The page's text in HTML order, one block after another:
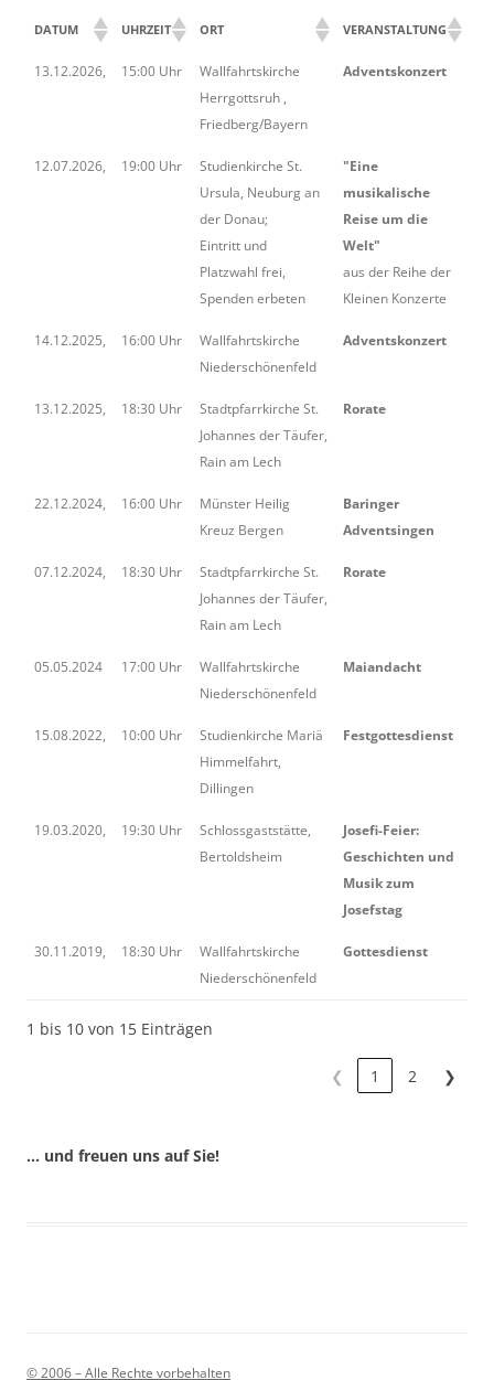
DATUM UHRZEIT ORT VERANSTALTUNG
13.12.2026, 15:00 Uhr
Wallfahrtskirche
Herrgottsruh ,
Friedberg/Bayern
Adventskonzert
12.07.2026, 19:00 Uhr
Studienkirche St.
Ursula, Neuburg an
der Donau;
Eintritt und
Platzwahl frei,
Spenden erbeten
"Eine
musikalische
Reise um die
Welt"
aus der Reihe der
Kleinen Konzerte
14.12.2025, 16:00 Uhr
Wallfahrtskirche
Niederschönenfeld
Adventskonzert
13.12.2025, 18:30 Uhr
Stadtpfarrkirche St.
Johannes der Täufer,
Rain am Lech
Rorate
22.12.2024, 16:00 Uhr
Münster Heilig
Kreuz Bergen
Baringer
Adventsingen
07.12.2024, 18:30 Uhr
Stadtpfarrkirche St.
Johannes der Täufer,
Rain am Lech
Rorate
05.05.2024 17:00 Uhr
Wallfahrtskirche
Niederschönenfeld
Maiandacht
15.08.2022, 10:00 Uhr
Studienkirche Mariä
Himmelfahrt,
Dillingen
Festgottesdienst
19.03.2020, 19:30 Uhr
Schlossgaststätte,
Bertoldsheim
Josefi-Feier:
Geschichten und
Musik zum
Josefstag
30.11.2019, 18:30 Uhr
Wallfahrtskirche
Niederschönenfeld
Gottesdienst
1 bis 10 von 15 Einträgen
❮ 1 2 ❯
… und freuen uns auf Sie!
© 2006 – Alle Rechte vorbehalten